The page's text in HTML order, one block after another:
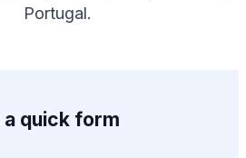
Portugal.
a quick form